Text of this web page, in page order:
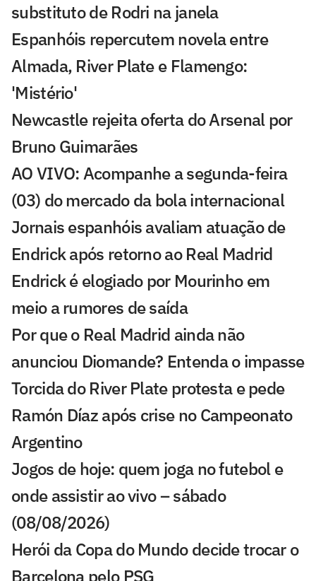
substituto de Rodri na janela
Espanhóis repercutem novela entre
Almada, River Plate e Flamengo:
'Mistério'
Newcastle rejeita oferta do Arsenal por
Bruno Guimarães
AO VIVO: Acompanhe a segunda-feira
(03) do mercado da bola internacional
Jornais espanhóis avaliam atuação de
Endrick após retorno ao Real Madrid
Endrick é elogiado por Mourinho em
meio a rumores de saída
Por que o Real Madrid ainda não
anunciou Diomande? Entenda o impasse
Torcida do River Plate protesta e pede
Ramón Díaz após crise no Campeonato
Argentino
Jogos de hoje: quem joga no futebol e
onde assistir ao vivo – sábado
(08/08/2026)
Herói da Copa do Mundo decide trocar o
Barcelona pelo PSG